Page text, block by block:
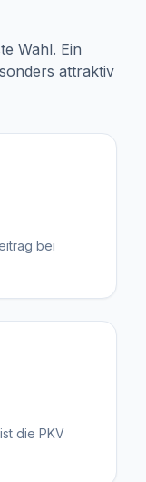
Wahl. Ein
attraktiv
bei
die PKV